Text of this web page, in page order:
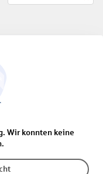
Wir konnten keine